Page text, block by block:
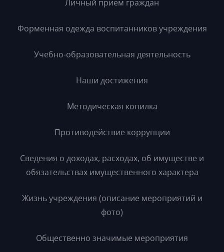
Личный прием граждан
Форменная одежда воспитанников учреждения
Учебно-образовательная деятельность
Наши достижения
Методическая копилка
Противодействие коррупции
Сведения о доходах, расходах, об имуществе и
обязательствах имущественного характера
Жизнь учреждения (описание мероприятий и
фото)
Общественно значимые мероприятия